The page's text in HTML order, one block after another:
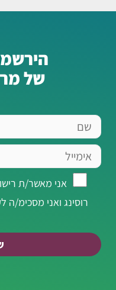
של
שם
אימייל
מאשר/ת
לרשימת
תפוצה
אני מאשר/ת
רוסינג ואני מסכימ/ה